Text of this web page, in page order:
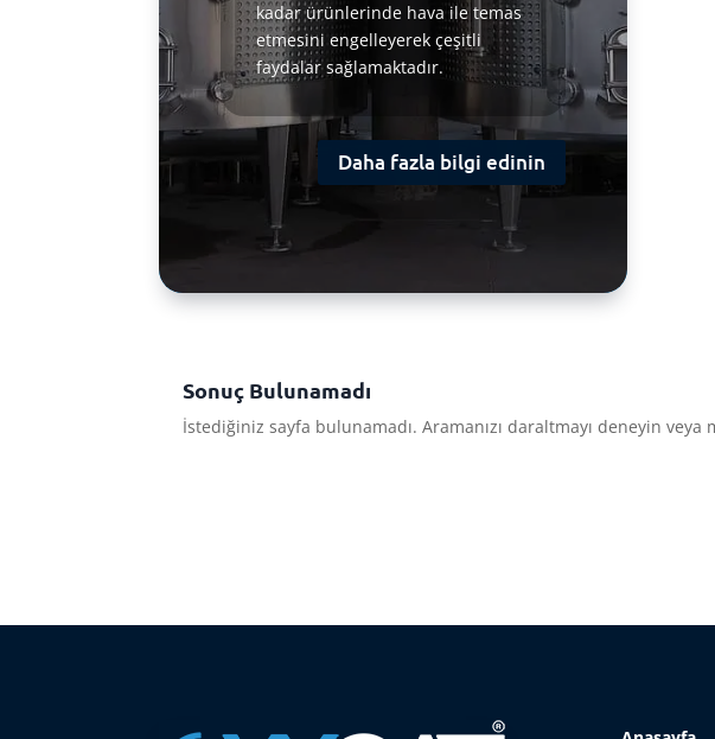
kadar ürünlerinde hava ile temas
etmesini engelleyerek çeşitli
faydalar sağlamaktadır.
Daha fazla bilgi edinin
Sonuç Bulunamadı
İstediğiniz sayfa bulunamadı. Aramanızı daraltmayı deneyin